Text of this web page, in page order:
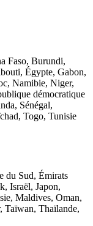
Faso, Burundi,
Égypte, Gabon,
Namibie, Niger,
démocratique
Sénégal,
Togo, Tunisie
du Sud, Émirats
Israël, Japon,
Maldives, Oman,
Taïwan, Thaïlande,